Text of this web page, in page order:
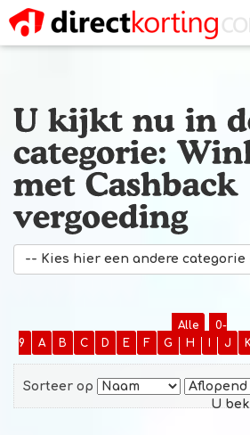
-- Kies hier een andere categorie
Alle
0-
9
A B C D E F G H I J K
Sorteer op
U